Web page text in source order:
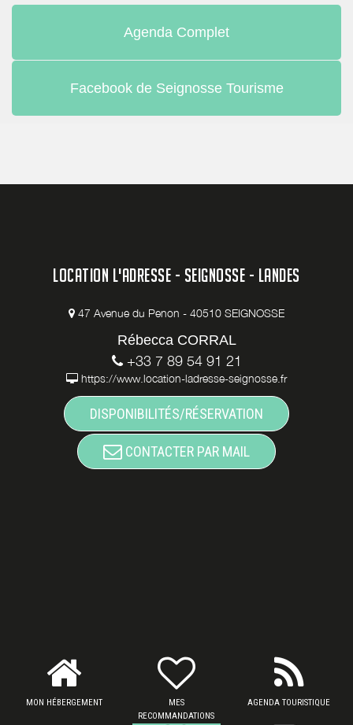
Agenda Complet
Facebook de Seignosse Tourisme
LOCATION L'ADRESSE - SEIGNOSSE - LANDES
47 Avenue du Penon - 40510 SEIGNOSSE
Rébecca CORRAL
+33 7 89 54 91 21
https://www.location-ladresse-seignosse.fr
DISPONIBILITÉS/RÉSERVATION
CONTACTER PAR MAIL
MON HÉBERGEMENT
MES
RECOMMANDATIONS
AGENDA TOURISTIQUE